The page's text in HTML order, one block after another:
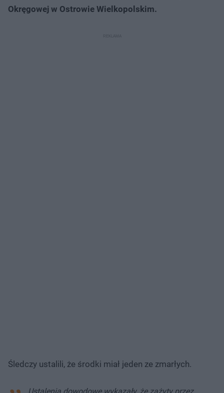
Okręgowej w Ostrowie Wielkopolskim.
Śledczy ustalili, że środki miał jeden ze zmarłych.
Ustalenia dowodowe wykazały, że zażyty przez